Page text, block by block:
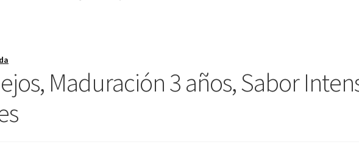
Maduración 3 años, Sabor